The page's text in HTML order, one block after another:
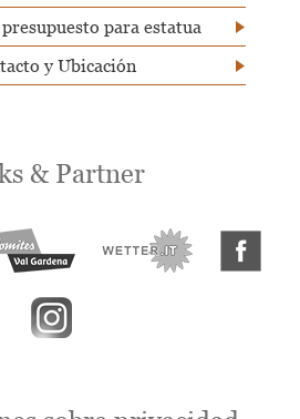
para estatua
y Ubicación
& Partner